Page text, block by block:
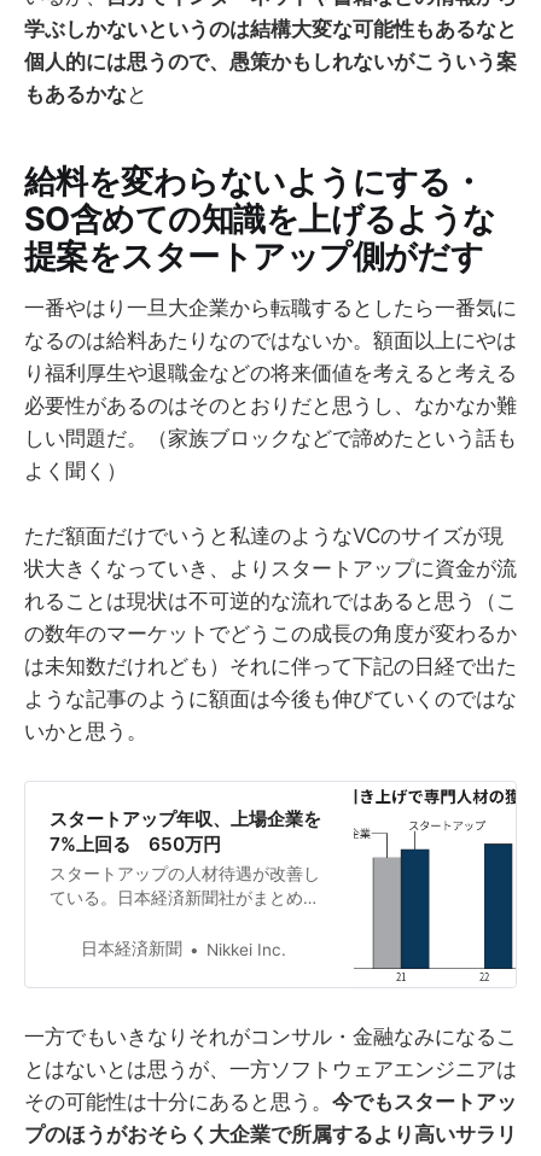
学ぶしかないというのは結構大変な可能性もあるなと
個人的には思うので、愚策かもしれないがこういう案
もあるかなと
給料を変わらないようにする・
SO含めての知識を上げるような
提案をスタートアップ側がだす
一番やはり一旦大企業から転職するとしたら一番気に
なるのは給料あたりなのではないか。額面以上にやは
り福利厚生や退職金などの将来価値を考えると考える
必要性があるのはそのとおりだと思うし、なかなか難
しい問題だ。（家族ブロックなどで諦めたという話も
よく聞く）
ただ額面だけでいうと私達のようなVCのサイズが現
状大きくなっていき、よりスタートアップに資金が流
れることは現状は不可逆的な流れではあると思う（こ
の数年のマーケットでどうこの成長の角度が変わるか
は未知数だけれども）それに伴って下記の日経で出た
ような記事のように額面は今後も伸びていくのではな
いかと思う。
スタートアップ年収、上場企業を
7%上回る 650万円
スタートアップの人材待遇が改善し
ている。日本経済新聞社がまとめた
は、回答企業の21年度の平均年収は
45万円（7%）上回る水準だ。医薬業
りに、優秀な専門人材を狙う動きが
目立つ。高い報酬を維持するには、
獲得した人材をうまく活用した収益
力向上が課題になる。NEXTユニコー
ン調査に回答した184社の
日本経済新聞 Nikkei Inc.
一方でもいきなりそれがコンサル・金融なみになるこ
とはないとは思うが、一方ソフトウェアエンジニアは
その可能性は十分にあると思う。 今でもスタートアッ
プのほうがおそらく大企業で所属するより高いサラリ